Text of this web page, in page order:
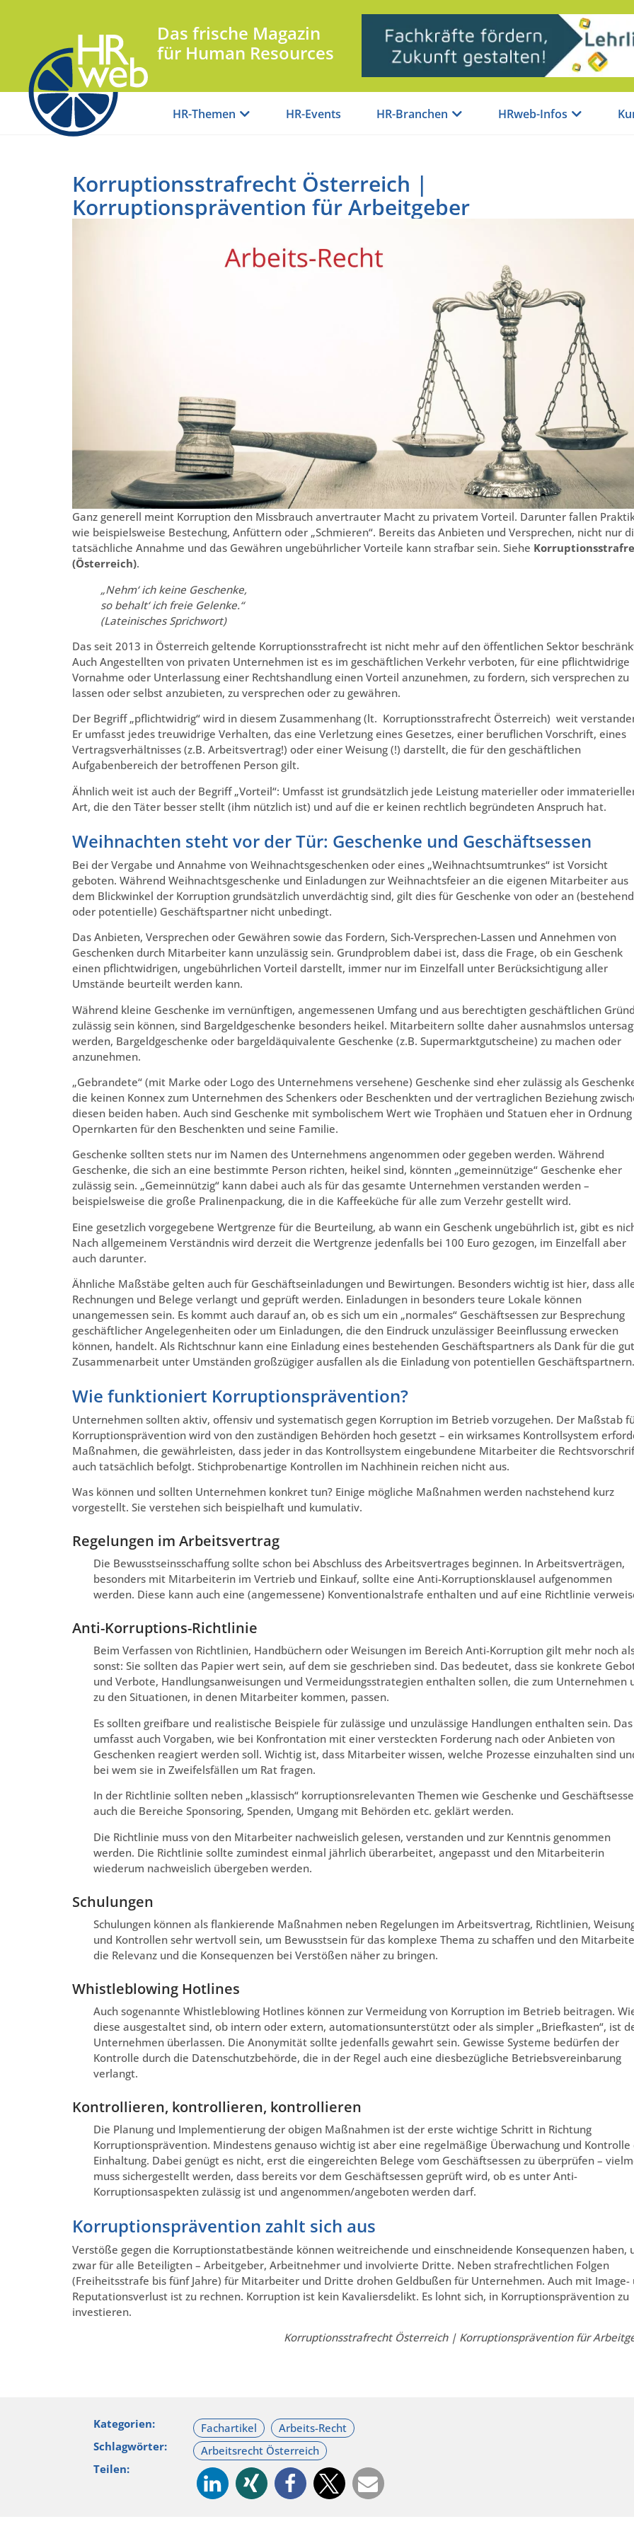
Das frische Magazin
für Human Resources
HR-Themen HR-Events HR-Branchen HRweb-Infos
Korruptionsstrafrecht Österreich |
Korruptionsprävention für Arbeitgeber
Ganz generell meint Korruption den Missbrauch anvertrauter Macht zu privatem Vorteil. Darunter fallen
wie beispielsweise Bestechung, Anfüttern oder „Schmieren“. Bereits das Anbieten und Versprechen, nicht nur
tatsächliche Annahme und das Gewähren ungebührlicher Vorteile kann strafbar sein. Siehe
(Österreich).
„Nehm‘ ich keine Geschenke,
so behalt‘ ich freie Gelenke.“
(Lateinisches Sprichwort)
Das seit 2013 in Österreich geltende Korruptionsstrafrecht ist nicht mehr auf den öffentlichen Sektor
Auch Angestellten von privaten Unternehmen ist es im geschäftlichen Verkehr verboten, für eine pflichtwidrige
Vornahme oder Unterlassung einer Rechtshandlung einen Vorteil anzunehmen, zu fordern, sich versprechen zu
lassen oder selbst anzubieten, zu versprechen oder zu gewähren.
Der Begriff „pflichtwidrig“ wird in diesem Zusammenhang (lt. Korruptionsstrafrecht Österreich) weit
Er umfasst jedes treuwidrige Verhalten, das eine Verletzung eines Gesetzes, einer beruflichen Vorschrift, eines
Vertragsverhältnisses (z.B. Arbeitsvertrag!) oder einer Weisung (!) darstellt, die für den geschäftlichen
Aufgabenbereich der betroffenen Person gilt.
Ähnlich weit ist auch der Begriff „Vorteil“: Umfasst ist grundsätzlich jede Leistung materieller oder
Art, die den Täter besser stellt (ihm nützlich ist) und auf die er keinen rechtlich begründeten Anspruch hat.
Weihnachten steht vor der Tür: Geschenke und Geschäftsessen
Bei der Vergabe und Annahme von Weihnachtsgeschenken oder eines „Weihnachtsumtrunkes“ ist Vorsicht
geboten. Während Weihnachtsgeschenke und Einladungen zur Weihnachtsfeier an die eigenen Mitarbeiter aus
dem Blickwinkel der Korruption grundsätzlich unverdächtig sind, gilt dies für Geschenke von oder an
oder potentielle) Geschäftspartner nicht unbedingt.
Das Anbieten, Versprechen oder Gewähren sowie das Fordern, Sich-Versprechen-Lassen und Annehmen von
Geschenken durch Mitarbeiter kann unzulässig sein. Grundproblem dabei ist, dass die Frage, ob ein Geschenk
einen pflichtwidrigen, ungebührlichen Vorteil darstellt, immer nur im Einzelfall unter Berücksichtigung aller
Umstände beurteilt werden kann.
Während kleine Geschenke im vernünftigen, angemessenen Umfang und aus berechtigten geschäftlichen
zulässig sein können, sind Bargeldgeschenke besonders heikel. Mitarbeitern sollte daher ausnahmslos
werden, Bargeldgeschenke oder bargeldäquivalente Geschenke (z.B. Supermarktgutscheine) zu machen oder
anzunehmen.
„Gebrandete“ (mit Marke oder Logo des Unternehmens versehene) Geschenke sind eher zulässig als
die keinen Konnex zum Unternehmen des Schenkers oder Beschenkten und der vertraglichen Beziehung
diesen beiden haben. Auch sind Geschenke mit symbolischem Wert wie Trophäen und Statuen eher in Ordnung
Opernkarten für den Beschenkten und seine Familie.
Geschenke sollten stets nur im Namen des Unternehmens angenommen oder gegeben werden. Während
Geschenke, die sich an eine bestimmte Person richten, heikel sind, könnten „gemeinnützige“ Geschenke eher
zulässig sein. „Gemeinnützig“ kann dabei auch als für das gesamte Unternehmen verstanden werden –
beispielsweise die große Pralinenpackung, die in die Kaffeeküche für alle zum Verzehr gestellt wird.
Eine gesetzlich vorgegebene Wertgrenze für die Beurteilung, ab wann ein Geschenk ungebührlich ist, gibt es
Nach allgemeinem Verständnis wird derzeit die Wertgrenze jedenfalls bei 100 Euro gezogen, im Einzelfall aber
auch darunter.
Ähnliche Maßstäbe gelten auch für Geschäftseinladungen und Bewirtungen. Besonders wichtig ist hier, dass
Rechnungen und Belege verlangt und geprüft werden. Einladungen in besonders teure Lokale können
unangemessen sein. Es kommt auch darauf an, ob es sich um ein „normales“ Geschäftsessen zur Besprechung
geschäftlicher Angelegenheiten oder um Einladungen, die den Eindruck unzulässiger Beeinflussung erwecken
können, handelt. Als Richtschnur kann eine Einladung eines bestehenden Geschäftspartners als Dank für die
Zusammenarbeit unter Umständen großzügiger ausfallen als die Einladung von potentiellen Geschäftspartnern.
Wie funktioniert Korruptionsprävention?
Unternehmen sollten aktiv, offensiv und systematisch gegen Korruption im Betrieb vorzugehen. Der Maßstab
Korruptionsprävention wird von den zuständigen Behörden hoch gesetzt – ein wirksames Kontrollsystem
Maßnahmen, die gewährleisten, dass jeder in das Kontrollsystem eingebundene Mitarbeiter die
auch tatsächlich befolgt. Stichprobenartige Kontrollen im Nachhinein reichen nicht aus.
Was können und sollten Unternehmen konkret tun? Einige mögliche Maßnahmen werden nachstehend kurz
vorgestellt. Sie verstehen sich beispielhaft und kumulativ.
Regelungen im Arbeitsvertrag
Die Bewusstseinsschaffung sollte schon bei Abschluss des Arbeitsvertrages beginnen. In Arbeitsverträgen,
besonders mit Mitarbeiterin im Vertrieb und Einkauf, sollte eine Anti-Korruptionsklausel aufgenommen
werden. Diese kann auch eine (angemessene) Konventionalstrafe enthalten und auf eine Richtlinie
Anti-Korruptions-Richtlinie
Beim Verfassen von Richtlinien, Handbüchern oder Weisungen im Bereich Anti-Korruption gilt mehr noch
sonst: Sie sollten das Papier wert sein, auf dem sie geschrieben sind. Das bedeutet, dass sie konkrete
und Verbote, Handlungsanweisungen und Vermeidungsstrategien enthalten sollen, die zum Unternehmen
zu den Situationen, in denen Mitarbeiter kommen, passen.
Es sollten greifbare und realistische Beispiele für zulässige und unzulässige Handlungen enthalten sein. Das
umfasst auch Vorgaben, wie bei Konfrontation mit einer versteckten Forderung nach oder Anbieten von
Geschenken reagiert werden soll. Wichtig ist, dass Mitarbeiter wissen, welche Prozesse einzuhalten sind
bei wem sie in Zweifelsfällen um Rat fragen.
In der Richtlinie sollten neben „klassisch“ korruptionsrelevanten Themen wie Geschenke und
auch die Bereiche Sponsoring, Spenden, Umgang mit Behörden etc. geklärt werden.
Die Richtlinie muss von den Mitarbeiter nachweislich gelesen, verstanden und zur Kenntnis genommen
werden. Die Richtlinie sollte zumindest einmal jährlich überarbeitet, angepasst und den Mitarbeiterin
wiederum nachweislich übergeben werden.
Schulungen
Schulungen können als flankierende Maßnahmen neben Regelungen im Arbeitsvertrag, Richtlinien,
und Kontrollen sehr wertvoll sein, um Bewusstsein für das komplexe Thema zu schaffen und den
die Relevanz und die Konsequenzen bei Verstößen näher zu bringen.
Whistleblowing Hotlines
Auch sogenannte Whistleblowing Hotlines können zur Vermeidung von Korruption im Betrieb beitragen.
diese ausgestaltet sind, ob intern oder extern, automationsunterstützt oder als simpler „Briefkasten“, ist
Unternehmen überlassen. Die Anonymität sollte jedenfalls gewahrt sein. Gewisse Systeme bedürfen der
Kontrolle durch die Datenschutzbehörde, die in der Regel auch eine diesbezügliche Betriebsvereinbarung
verlangt.
Kontrollieren, kontrollieren, kontrollieren
Die Planung und Implementierung der obigen Maßnahmen ist der erste wichtige Schritt in Richtung
Korruptionsprävention. Mindestens genauso wichtig ist aber eine regelmäßige Überwachung und Kontrolle
Einhaltung. Dabei genügt es nicht, erst die eingereichten Belege vom Geschäftsessen zu überprüfen –
muss sichergestellt werden, dass bereits vor dem Geschäftsessen geprüft wird, ob es unter Anti-
Korruptionsaspekten zulässig ist und angenommen/angeboten werden darf.
Korruptionsprävention zahlt sich aus
Verstöße gegen die Korruptionstatbestände können weitreichende und einschneidende Konsequenzen haben,
zwar für alle Beteiligten – Arbeitgeber, Arbeitnehmer und involvierte Dritte. Neben strafrechtlichen Folgen
(Freiheitsstrafe bis fünf Jahre) für Mitarbeiter und Dritte drohen Geldbußen für Unternehmen. Auch mit Image-
Reputationsverlust ist zu rechnen. Korruption ist kein Kavaliersdelikt. Es lohnt sich, in Korruptionsprävention zu
investieren.
Korruptionsstrafrecht Österreich | Korruptionsprävention für
Kategorien:
Schlagwörter:
Teilen: